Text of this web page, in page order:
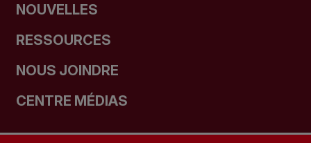
NOUVELLES
RESSOURCES
NOUS JOINDRE
CENTRE MÉDIAS